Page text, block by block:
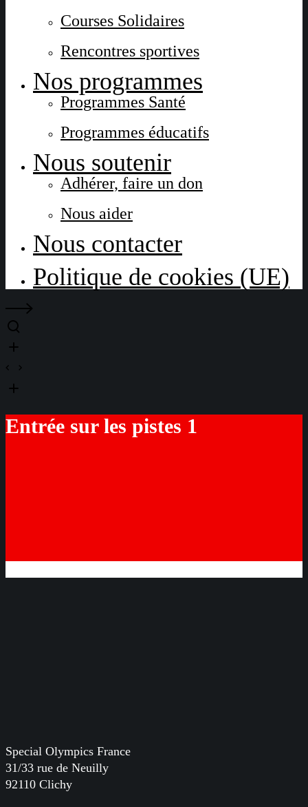
Courses Solidaires
Rencontres sportives
Nos programmes
Programmes Santé
Programmes éducatifs
Nous soutenir
Adhérer, faire un don
Nous aider
Nous contacter
Politique de cookies (UE)
Entrée sur les pistes 1
Special Olympics France
31/33 rue de Neuilly
92110 Clichy